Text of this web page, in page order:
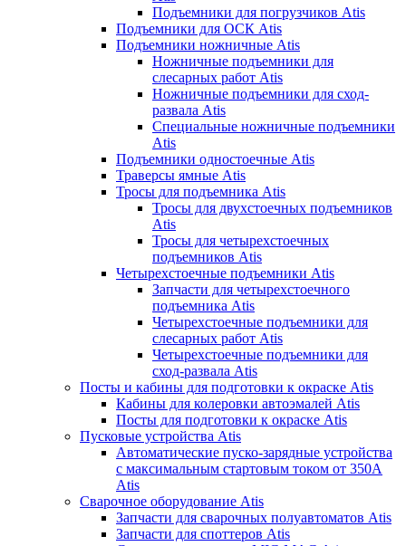
Подъемники для погрузчиков Atis
Подъемники для ОСК Atis
Подъемники ножничные Atis
Ножничные подъемники для
слесарных работ Atis
Ножничные подъемники для сход-
развала Atis
Специальные ножничные подъемники
Atis
Подъемники одностоечные Atis
Траверсы ямные Atis
Тросы для подъемника Atis
Тросы для двухстоечных подъемников
Atis
Тросы для четырехстоечных
подъемников Atis
Четырехстоечные подъемники Atis
Запчасти для четырехстоечного
подъемника Atis
Четырехстоечные подъемники для
слесарных работ Atis
Четырехстоечные подъемники для
сход-развала Atis
Посты и кабины для подготовки к окраске Atis
Кабины для колеровки автоэмалей Atis
Посты для подготовки к окраске Atis
Пусковые устройства Atis
Автоматические пуско-зарядные устройства
с максимальным стартовым током от 350А
Atis
Сварочное оборудование Atis
Запчасти для сварочных полуавтоматов Atis
Запчасти для споттеров Atis